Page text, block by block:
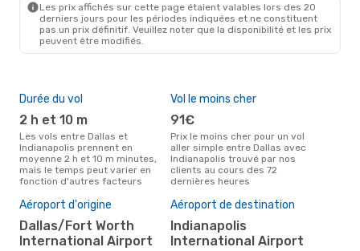
Les prix affichés sur cette page étaient valables lors des 20
derniers jours pour les périodes indiquées et ne constituent
pas un prix définitif. Veuillez noter que la disponibilité et les prix
peuvent être modifiés.
Durée du vol
2 h et 10 m
Les vols entre Dallas et
Indianapolis prennent en
moyenne 2 h et 10 m minutes,
mais le temps peut varier en
fonction d'autres facteurs
Vol le moins cher
91€
Prix le moins cher pour un vol
aller simple entre Dallas avec
Indianapolis trouvé par nos
clients au cours des 72
dernières heures
Aéroport d'origine
Dallas/Fort Worth
International Airport
Aéroport de destination
International Airport